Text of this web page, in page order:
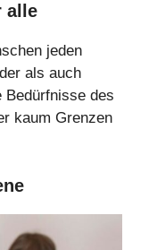
alle
jeden
als auch
Bedürfnisse des
kaum Grenzen